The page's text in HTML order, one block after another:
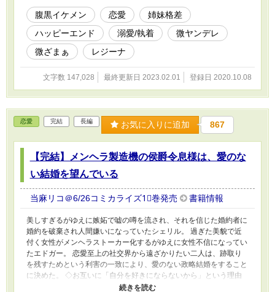
腹黒イケメン 恋愛
姉妹格差
ハッピーエンド
溺愛/執着
微ヤンデレ
微ざまぁ
レジーナ
文字数 147,028 最終更新日 2023.02.01 登録日 2020.10.08
恋愛 完結 長編 お気に入りに追加 867
【完結】メンヘラ製造機の侯爵令息様は、愛のな
い結婚を望んでいる
当麻リコ＠6/26コミカライズ1⃣巻発売 書籍情報
美しすぎるがゆえに嫉妬で嘘の噂を流され、それを信じた婚約者に
婚約を破棄され人間嫌いになっていたシェリル。 過ぎた美貌で近
付く女性がメンヘラストーカー化するがゆえに女性不信になってい
たエドガー。 恋愛至上の社交界から遠ざかりたい二人は、跡取り
を残すためという利害の一致により、愛のない政略結婚をすること
に決めた。 ◇お互いに「自分を好きにならないから」という理由
で結婚した相手を好きになってしまい、夫婦なのに想いを伝えられ